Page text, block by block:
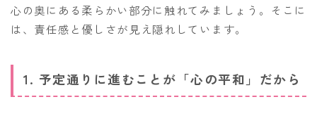
心の奥にある柔らかい部分に触れてみましょう。そこに
は、責任感と優しさが見え隠れしています。
1. 予定通りに進むことが「心の平和」だから